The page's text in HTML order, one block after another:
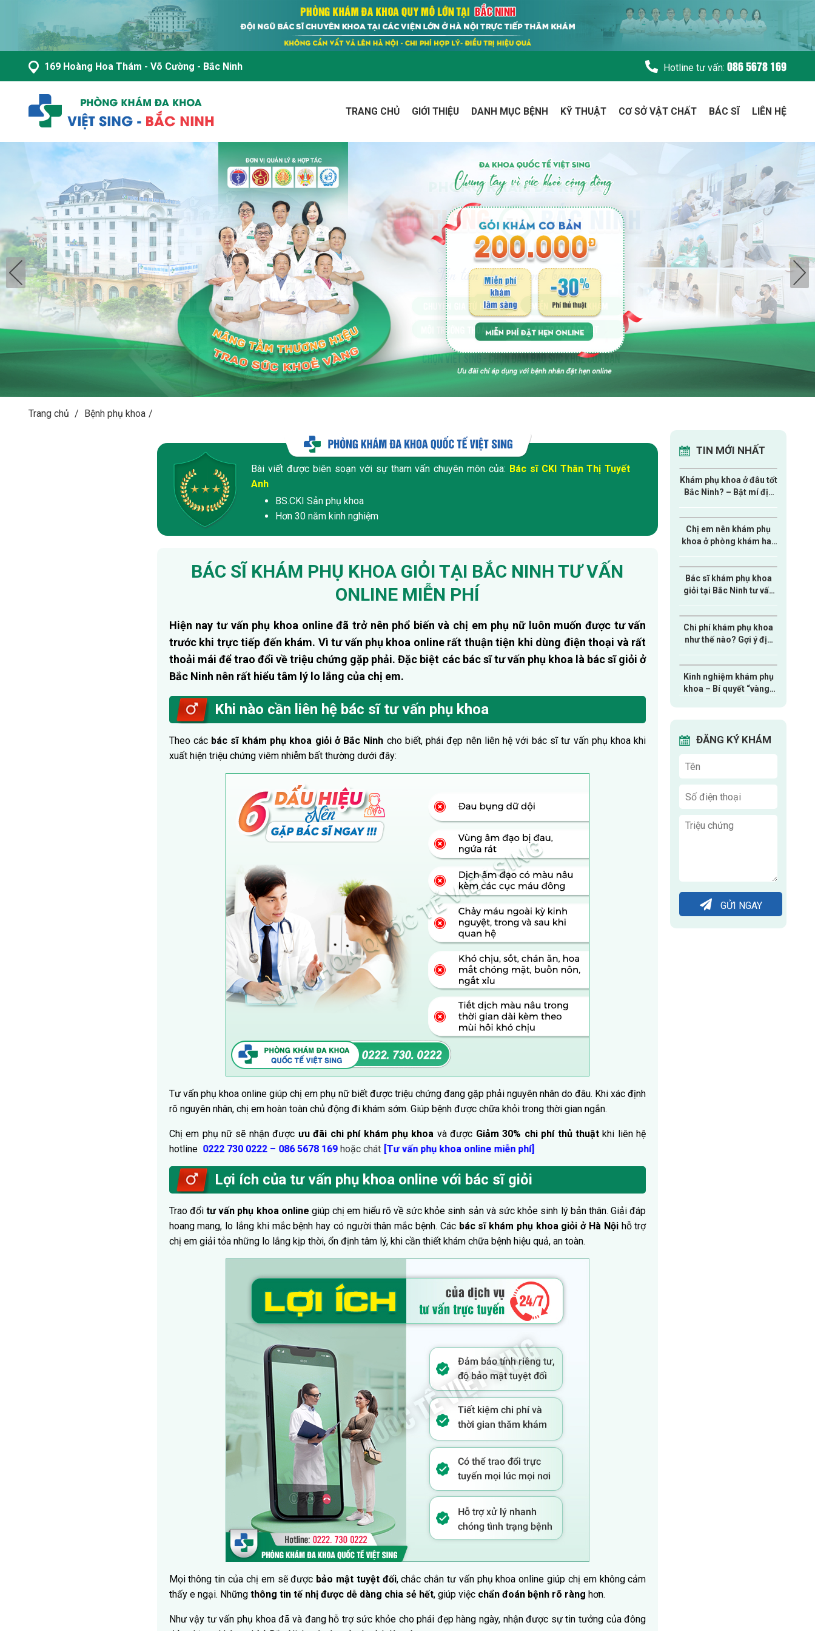
169 Hoàng Hoa Thám - Võ Cường - Bắc Ninh Hotline tư vấn: 086 5678 169
TRANG CHỦ GIỚI THIỆU DANH MỤC BỆNH KỸ THUẬT CƠ SỞ VẬT CHẤT BÁC SĨ LIÊN HỆ
Trang chủ / Bệnh phụ khoa /
Bài viết được biên soạn với sự tham vấn chuyên môn của: Bác sĩ CKI Thân Thị Tuyết
Anh
BS.CKI Sản phụ khoa
Hơn 30 năm kinh nghiệm
BÁC SĨ KHÁM PHỤ KHOA GIỎI TẠI BẮC NINH TƯ VẤN
ONLINE MIỄN PHÍ
Hiện nay tư vấn phụ khoa online đã trở nên phổ biến và chị em phụ nữ luôn muốn được tư vấn
trước khi trực tiếp đến khám. Vì tư vấn phụ khoa online rất thuận tiện khi dùng điện thoại và rất
thoải mái để trao đổi về triệu chứng gặp phải. Đặc biệt các bác sĩ tư vấn phụ khoa là bác sĩ giỏi ở
Bắc Ninh nên rất hiểu tâm lý lo lắng của chị em.
Khi nào cần liên hệ bác sĩ tư vấn phụ khoa
Theo cácbác sĩ khám phụ khoa giỏi ở Bắc Ninh cho biết, phái đẹp nên liên hệ với bác sĩ tư vấn phụ khoa khi
xuất hiện triệu chứng viêm nhiễm bất thường dưới đây:
Tư vấn phụ khoa online giúp chị em phụ nữ biết được triệu chứng đang gặp phải nguyên nhân do đâu. Khi xác định
rõ nguyên nhân, chị em hoàn toàn chủ động đi khám sớm. Giúp bệnh được chữa khỏi trong thời gian ngắn.
Chị em phụ nữ sẽ nhận được ưu đãi chi phí khám phụ khoa và được Giảm 30% chi phí thủ thuật khi liên hệ
hotline
0222 730 0222 – 086 5678 169 hoặc chát [Tư vấn phụ khoa online miễn phí]
Lợi ích của tư vấn phụ khoa online với bác sĩ giỏi
Trao đổitư vấn phụ khoa online giúp chị em hiểu rõ về sức khỏe sinh sản và sức khỏe sinh lý bản thân. Giải đáp
hoang mang, lo lắng khi mắc bệnh hay có người thân mắc bệnh. Các bác sĩ khám phụ khoa giỏi ở Hà Nộihỗ trợ
chị em giải tỏa những lo lắng kịp thời, ổn định tâm lý, khi cần thiết khám chữa bệnh hiệu quả, an toàn.
Mọi thông tin của chị em sẽ được bảo mật tuyệt đối, chắc chắn tư vấn phụ khoa online giúp chị em không cảm
thấy e ngại. Những thông tin tế nhị được dễ dàng chia sẻ hết, giúp việc chẩn đoán bệnh rõ ràng hơn.
Như vậy tư vấn phụ khoa đã và đang hỗ trợ sức khỏe cho phái đẹp hàng ngày, nhận được sự tin tưởng của đông
TIN MỚI NHẤT
Khám phụ khoa ở đâu tốt
Bắc Ninh? – Bật mí địa
em lựa chọn!
Chị em nên khám phụ
khoa ở phòng khám hay
Bác sĩ khám phụ khoa
giỏi tại Bắc Ninh tư vấn
Chi phí khám phụ khoa
như thế nào? Gợi ý địa
tiết kiệm
Kinh nghiệm khám phụ
khoa – Bí quyết “vàng”
ĐĂNG KÝ KHÁM
GỬI NGAY